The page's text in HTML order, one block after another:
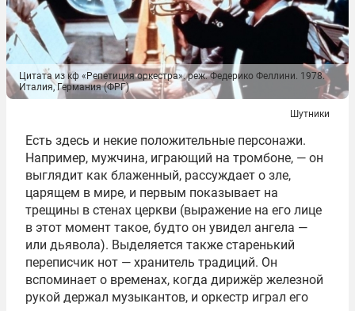
Цитата из кф «Репетиция оркестра». реж. Федерико Феллини. 1978.
Италия, Германия (ФРГ)
Шутники
Есть здесь и некие положительные персонажи.
Например, мужчина, играющий на тромбоне, — он
выглядит как блаженный, рассуждает о зле,
царящем в мире, и первым показывает на
трещины в стенах церкви (выражение на его лице
в этот момент такое, будто он увидел ангела —
или дьявола). Выделяется также старенький
переписчик нот — хранитель традиций. Он
вспоминает о временах, когда дирижёр железной
рукой держал музыкантов, и оркестр играл его